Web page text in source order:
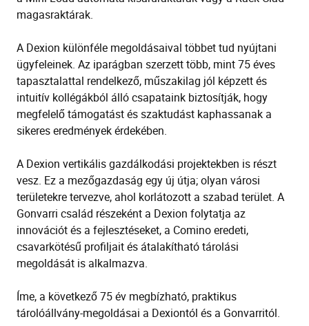
magasraktárak.
A Dexion különféle megoldásaival többet tud nyújtani
ügyfeleinek. Az iparágban szerzett több, mint 75 éves
tapasztalattal rendelkező, műszakilag jól képzett és
intuitív kollégákból álló csapataink biztosítják, hogy
megfelelő támogatást és szaktudást kaphassanak a
sikeres eredmények érdekében.
A Dexion vertikális gazdálkodási projektekben is részt
vesz. Ez a mezőgazdaság egy új útja; olyan városi
területekre tervezve, ahol korlátozott a szabad terület. A
Gonvarri család részeként a Dexion folytatja az
innovációt és a fejlesztéseket, a Comino eredeti,
csavarkötésű profiljait és átalakítható tárolási
megoldását is alkalmazva.
Íme, a következő 75 év megbízható, praktikus
tárolóállvány-megoldásai a Dexiontól és a Gonvarritól.